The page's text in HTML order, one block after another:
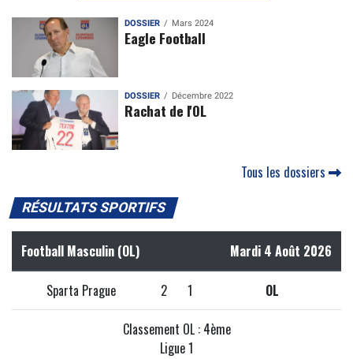
DOSSIER Mars 2024
Eagle Football
DOSSIER Décembre 2022
Rachat de l'OL
Tous les dossiers
RÉSULTATS SPORTIFS
Football Masculin (OL) Mardi 4 Août 2026
Sparta Prague 2 1 OL
Classement OL : 4ème
Ligue 1